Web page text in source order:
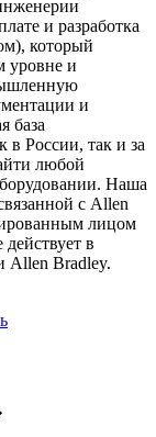
и разработка
который
уровне и
и
база
в России, так и за
любой
Наша
с Allen
лицом
в
Allen Bradley.